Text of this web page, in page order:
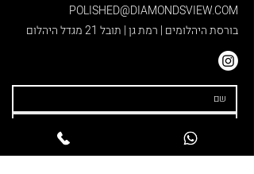
POLISHED@DIAMONDSVIEW.COM
בורסת היהלומים | רמת גן | תובל 21 מגדל היהלום